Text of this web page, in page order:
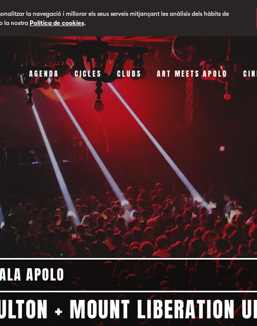
la navegació i millorar els seus serveis mitjançant les anàlisis dels hàbits de
la nostra Política de cookies.
AGENDA CICLES CLUBS ART MEETS APOLO
APOLO
+ MOUNT LIBERATION